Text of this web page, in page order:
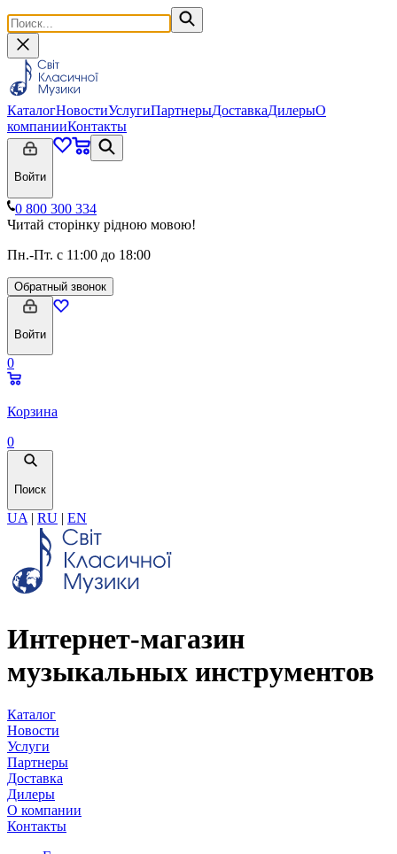
КаталогНовостиУслугиПартнерыДоставкаДилерыО
компанииКонтакты
Войти
0 800 300 334
Читай сторінку рідною мовою!
Пн.-Пт. с 11:00 до 18:00
Обратный звонок
Войти
0
Корзина
0
Поиск
UA | RU | EN
Интернет-магазин
музыкальных инструментов
Каталог
Новости
Услуги
Партнеры
Доставка
Дилеры
О компании
Контакты